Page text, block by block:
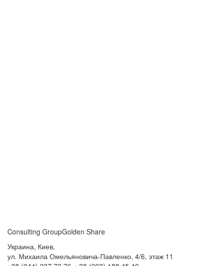
Consulting GroupGolden Share
Украина, Киев,
ул. Михаила Омельяновича-Павленко, 4/6, этаж 11